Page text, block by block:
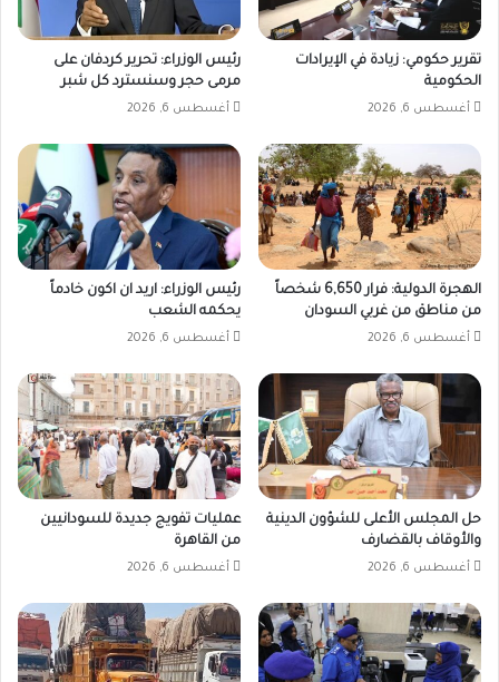
تقرير حكومي: زيادة في الإيرادات
الحكومية
أغسطس 6, 2026
رئيس الوزراء: تحرير كردفان على
مرمى حجر وسنسترد كل شبر
أغسطس 6, 2026
الهجرة الدولية: فرار 6,650 شخصاً
من مناطق من غربي السودان
أغسطس 6, 2026
رئيس الوزراء: اريد ان اكون خادماً
يحكمه الشعب
أغسطس 6, 2026
حل المجلس الأعلى للشؤون الدينية
والأوقاف بالقضارف
أغسطس 6, 2026
عمليات تفويج جديدة للسودانيين
من القاهرة
أغسطس 6, 2026